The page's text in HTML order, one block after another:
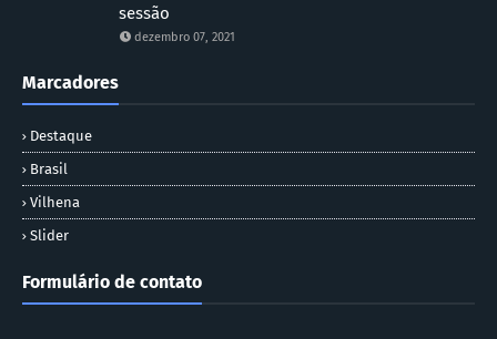
sessão
dezembro 07, 2021
Marcadores
Destaque
Brasil
Vilhena
Slider
Formulário de contato